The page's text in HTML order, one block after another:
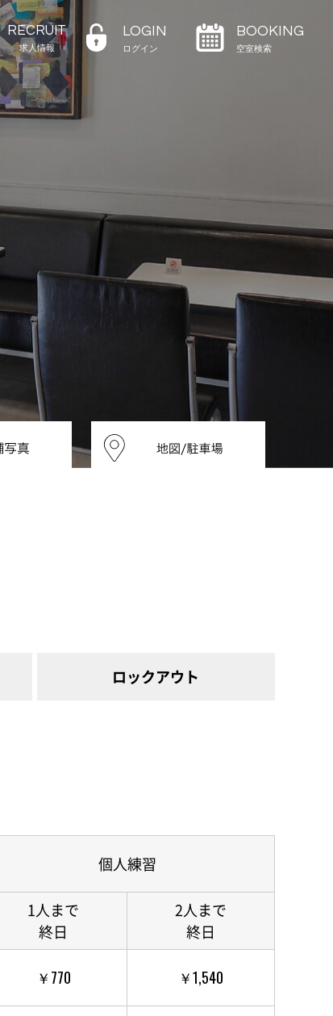
RECRUIT
求人情報
LOGIN
ログイン
BOOKING
空室検索
ロックアウト
個人練習
1人まで
終日
2人まで
終日
￥770 ￥1,540